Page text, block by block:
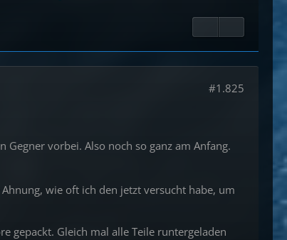
#1.825
vorbei. Also noch so ganz am Anfang.
wie oft ich den jetzt versucht habe, um
gepackt. Gleich mal alle Teile runtergeladen